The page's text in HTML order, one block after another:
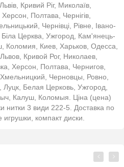
Кривий Ріг, Миколаїв,
Полтава, Чернігів,
Чернівці, Рівне, Івано-
Біла Церква, Ужгород, Кам'янець-
Коломия, Киев, Харьков, Одесса,
Кривой Рог, Николаев,
Херсон, Полтава, Чернигов,
Черновцы, Ровно,
Белая Церковь, Ужгород,
Калуш, Коломыя. Ціна (цена)
нитки 3 види 222-5. Доставка по
игрушки, компакт диски.